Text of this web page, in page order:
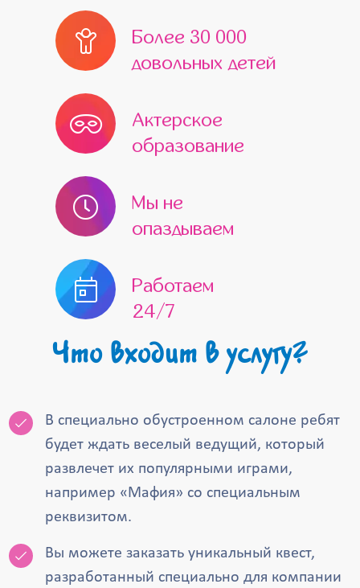
Более 30 000
довольных детей
Актерское
образование
Мы не
опаздываем
Работаем
24/7
Что входит в услугу?
В специально обустроенном салоне ребят
будет ждать веселый ведущий, который
развлечет их популярными играми,
например «Мафия» со специальным
реквизитом.
Вы можете заказать уникальный квест,
разработанный специально для компании